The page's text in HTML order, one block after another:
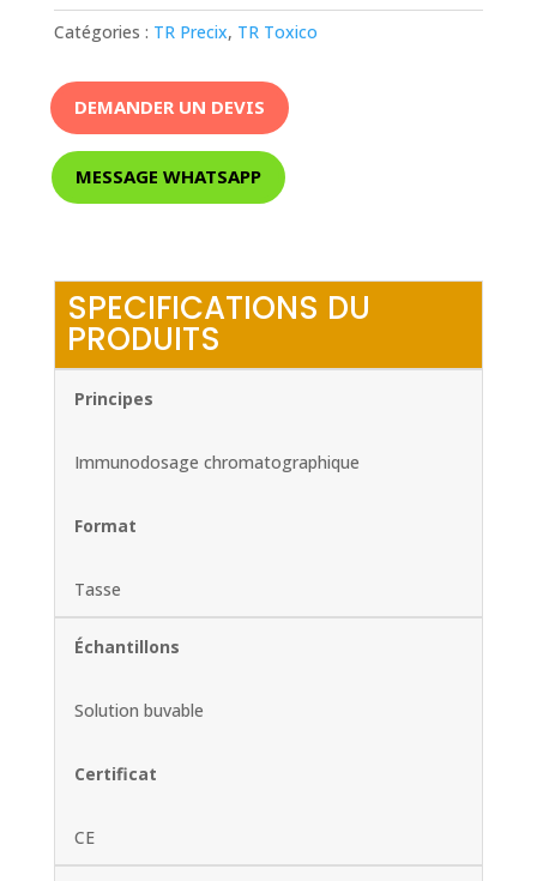
Catégories : TR Precix, TR Toxico
DEMANDER UN DEVIS
MESSAGE WHATSAPP
SPECIFICATIONS DU
PRODUITS
Principes
Immunodosage chromatographique
Format
Tasse
Échantillons
Solution buvable
Certificat
CE